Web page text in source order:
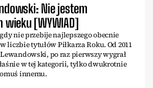
Nie jestem
wieku [WYWIAD]
nie przebije najlepszego obecnie
liczbie tytułów Piłkarza Roku. Od 2011
po raz pierwszy wygrał
w tej kategorii, tylko dwukrotnie
innemu.